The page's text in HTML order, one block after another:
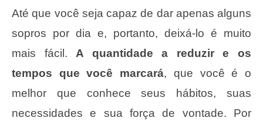
Até que você seja capaz de dar apenas alguns
sopros por dia e, portanto, deixá-lo é muito
mais fácil. A quantidade a reduzir e os
tempos que você marcará, que você é o
melhor que conhece seus hábitos, suas
necessidades e sua força de vontade. Por